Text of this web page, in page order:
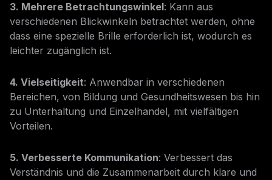
3. Mehrere Betrachtungswinkel: Kann aus
verschiedenen Blickwinkeln betrachtet werden, ohne
dass eine spezielle Brille erforderlich ist, wodurch es
leichter zugänglich ist.
4. Vielseitigkeit: Anwendbar in verschiedenen
Bereichen, von Bildung und Gesundheitswesen bis hin
zu Unterhaltung und Einzelhandel, mit vielfältigen
Vorteilen.
5. Verbesserte Kommunikation: Verbessert das
Verständnis und die Zusammenarbeit durch klare und